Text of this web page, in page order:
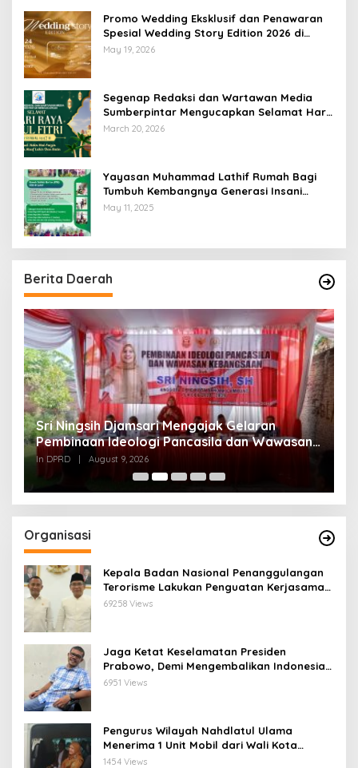
Promo Wedding Eksklusif dan Penawaran
Spesial Wedding Story Edition 2026 di
Swiss-Belhotel Lampung
May 19, 2026
Segenap Redaksi dan Wartawan Media
Sumberpintar Mengucapkan Selamat Hari
Raya Idul Fitri 1447 Hijriyah / 2026 M
March 20, 2026
Yayasan Muhammad Lathif Rumah Bagi
Tumbuh Kembangnya Generasi Insani
Cerdas dan Berkarakter
May 11, 2025
Berita Daerah
Sri Ningsih Djamsari Mengajak Gelaran
Pembinaan Ideologi Pancasila dan Wawasan
Kebangsaan Tidak hanya Ceremony namun
Diamalkan
In DPRD | August 9, 2026
Organisasi
Kepala Badan Nasional Penanggulangan
Terorisme Lakukan Penguatan Kerjasama
Ketua Pengurus Besar Nahdlatul Ulama
69258 Views
Jaga Ketat Keselamatan Presiden
Prabowo, Demi Mengembalikan Indonesia
Menjadi Macan Asia
6951 Views
Pengurus Wilayah Nahdlatul Ulama
Menerima 1 Unit Mobil dari Wali Kota
Bandar Lampung
1454 Views